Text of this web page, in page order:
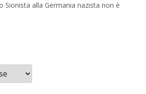
Sionista alla Germania nazista non è